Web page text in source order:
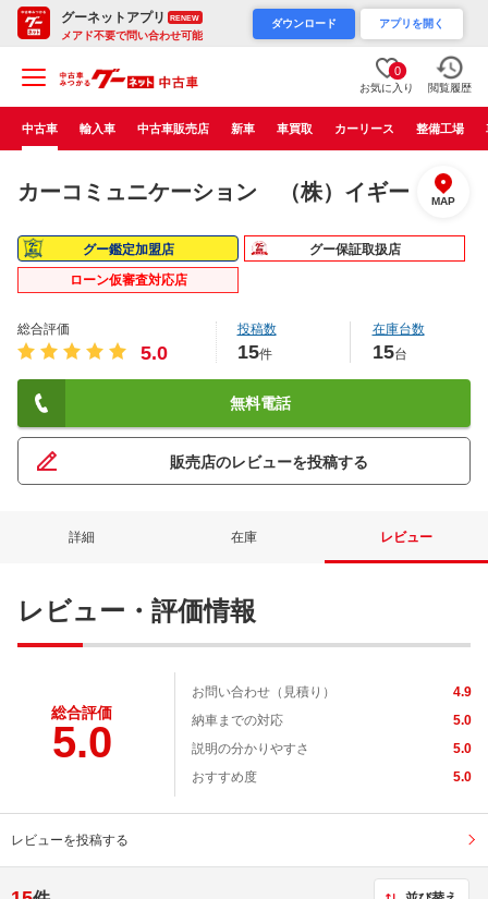
グーネットアプリ RENEW
メアド不要で問い合わせ可能
ダウンロード アプリを開く
0
お気に入り 閲覧履歴
中古車 輸入車 中古車販売店 新車 車買取 カーリース 整備工場
カーコミュニケーション （株）イギー MAP
グー鑑定加盟店
グー保証取扱店
ローン仮審査対応店
総合評価
5.0
投稿数
15件
在庫台数
15台
無料電話
販売店のレビューを投稿する
詳細 在庫 レビュー
レビュー・評価情報
総合評価
5.0
お問い合わせ（見積り）
4.9
納車までの対応
5.0
説明の分かりやすさ
5.0
おすすめ度
5.0
レビューを投稿する